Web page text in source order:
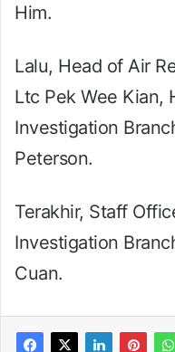
Him.
Lalu, Head of Air
Ltc Pek Wee Kian,
Investigation
Peterson.
Terakhir, Staff
Investigation
Cuan.